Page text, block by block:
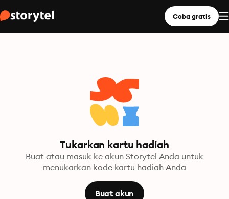
Coba gratis
Tukarkan kartu hadiah
Buat atau masuk ke akun Storytel Anda untuk
menukarkan kode kartu hadiah Anda
Buat akun